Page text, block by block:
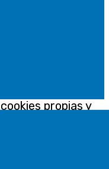
propias y
que
permite
No se